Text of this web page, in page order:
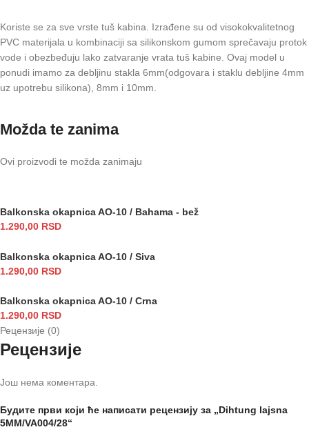
Koriste se za sve vrste tuš kabina. Izrađene su od visokokvalitetnog
PVC materijala u kombinaciji sa silikonskom gumom sprečavaju protok
vode i obezbeđuju lako zatvaranje vrata tuš kabine. Ovaj model u
ponudi imamo za debljinu stakla 6mm(odgovara i staklu debljine 4mm
uz upotrebu silikona), 8mm i 10mm.
Možda te zanima
Ovi proizvodi te možda zanimaju
Balkonska okapnica AO-10 / Bahama - bež
1.290,00 RSD
Balkonska okapnica AO-10 / Siva
1.290,00 RSD
Balkonska okapnica AO-10 / Crna
1.290,00 RSD
Рецензије (0)
Рецензије
Још нема коментара.
Будите први који ће написати рецензију за „Dihtung lajsna
5MM/VA004/28“